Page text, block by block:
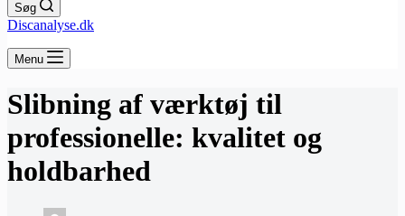
Søg
Discanalyse.dk
Menu
Slibning af værktøj til
professionelle: kvalitet og
holdbarhed